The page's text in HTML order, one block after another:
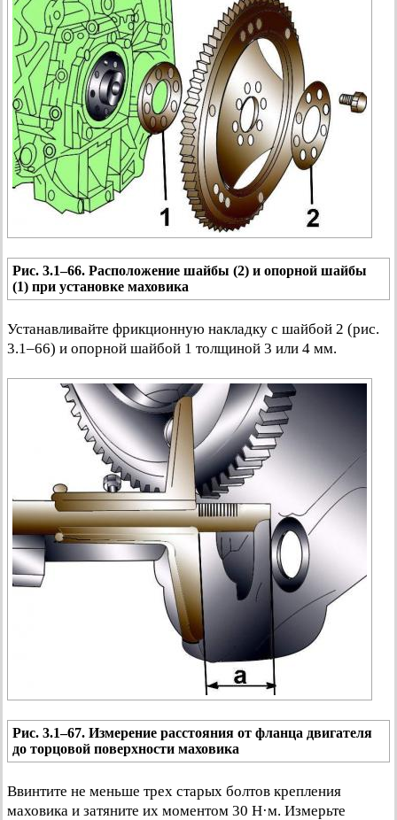
Рис. 3.1–66. Расположение шайбы (2) и опорной шайбы
(1) при установке маховика
Устанавливайте фрикционную накладку с шайбой 2 (рис.
3.1–66) и опорной шайбой 1 толщиной 3 или 4 мм.
Рис. 3.1–67. Измерение расстояния от фланца двигателя
до торцовой поверхности маховика
Ввинтите не меньше трех старых болтов крепления
маховика и затяните их моментом 30 Н·м. Измерьте